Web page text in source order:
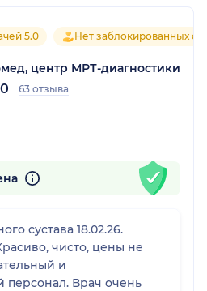
5.0 Нет заблокированных
центр МРТ-диагностики
63 отзыва
сустава 18.02.26.
чисто, цены не
и
персонал. Врач очень